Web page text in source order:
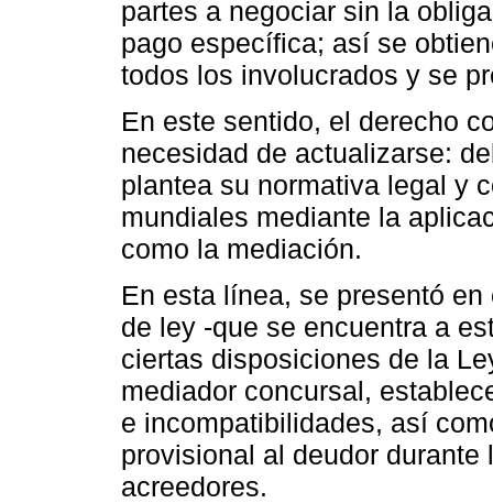
partes a negociar sin la
pago específica; así se
todos los involucrados y se
En este sentido, el derecho
necesidad de actualizarse:
plantea su normativa legal y
mundiales mediante la
como la mediación.
En esta línea, se presentó
de ley -que se encuentra a
ciertas disposiciones de la
mediador concursal,
e incompatibilidades, así
provisional al deudor
acreedores.